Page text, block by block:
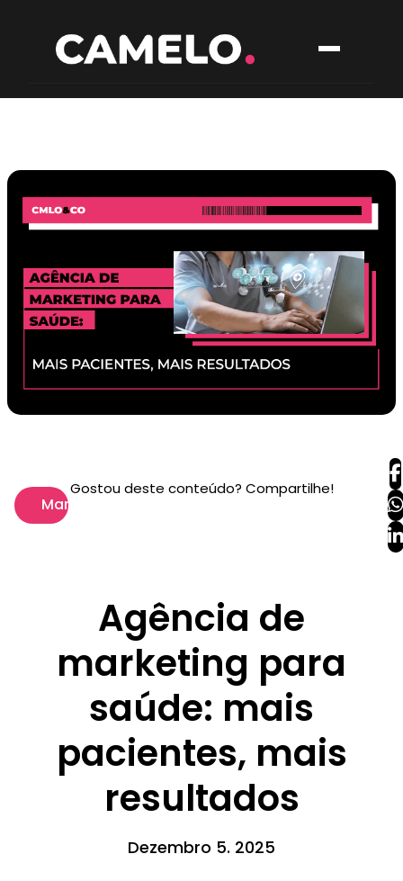
Marketing
Gostou deste conteúdo? Compartilhe!
Agência de
marketing para
saúde: mais
pacientes, mais
resultados
Dezembro 5. 2025